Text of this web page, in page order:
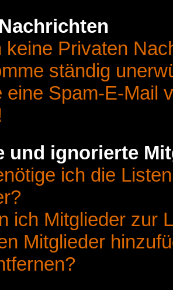
keine Privaten
ständig
eine Spam-E-Mail
und ignorierte
ich die
ich Mitglieder zur
Mitglieder